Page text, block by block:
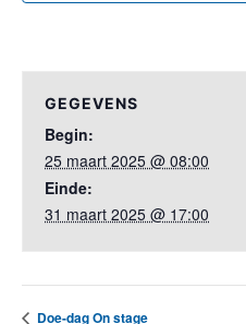
GEGEVENS
Begin:
25 maart 2025 @ 08:00
Einde:
31 maart 2025 @ 17:00
Doe-dag On stage